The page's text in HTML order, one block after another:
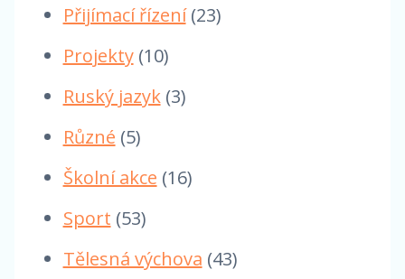
Přijímací řízení(23)
Projekty(10)
Ruský jazyk(3)
Různé (5)
Školní akce (16)
Sport (53)
Tělesná výchova (43)